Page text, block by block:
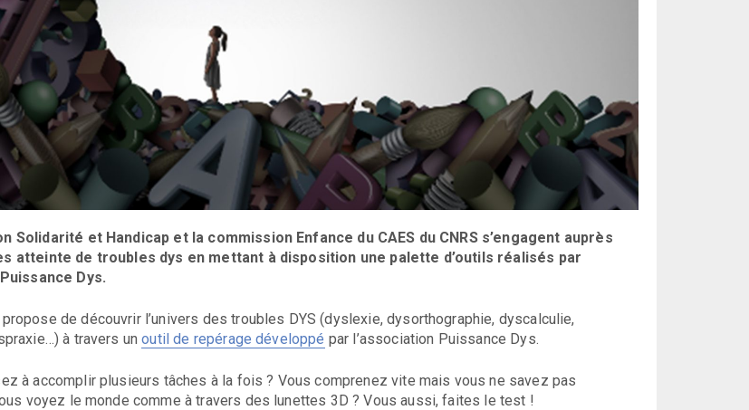
Solidarité et Handicap et la commission Enfance du CAES du CNRS s’engagent auprès
atteinte de troubles dys en mettant à disposition une palette d’outils réalisés par
Dys.
propose de découvrir l’univers des troubles DYS (dyslexie, dysorthographie, dyscalculie,
à travers unoutil de repérage développé par l’association Puissance Dys.
à accomplir plusieurs tâches à la fois ? Vous comprenez vite mais vous ne savez pas
voyez le monde comme à travers des lunettes 3D ? Vous aussi, faites le test !